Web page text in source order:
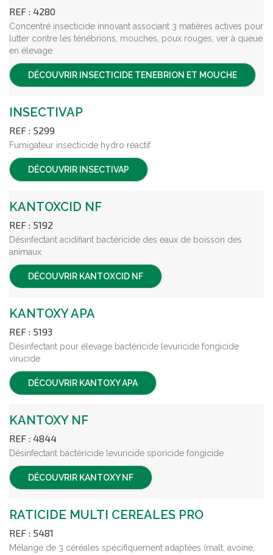
REF : 4280
Concentré insecticide innovant associant 3 matières actives pour
lutter contre les ténébrions, mouches, poux rouges, ver à queue
en élevage
DÉCOUVRIR INSECTICIDE TENEBRION ET MOUCHE
INSECTIVAP
REF : 5299
Fumigateur insecticide hydro réactif
DÉCOUVRIR INSECTIVAP
KANTOXCID NF
REF : 5192
Désinfectant acidifiant bactéricide des eaux de boisson des
animaux
DÉCOUVRIR KANTOXCID NF
KANTOXY APA
REF : 5193
Désinfectant pour élevage bactéricide levuricide fongicide
virucide
DÉCOUVRIR KANTOXY APA
KANTOXY NF
REF : 4844
Désinfectant bactéricide levuricide sporicide fongicide
DÉCOUVRIR KANTOXY NF
RATICIDE MULTI CEREALES PRO
REF : 5481
Mélange de 3 céréales spécifiquement adaptées (malt, avoine,